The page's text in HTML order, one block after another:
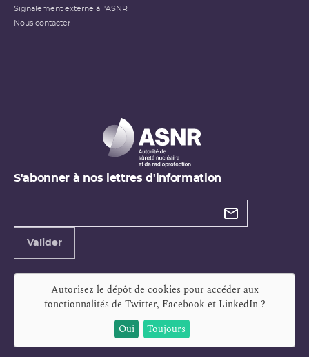
Signalement externe à l'ASNR
Nous contacter
S'abonner à nos lettres d'information
Types de
Valider
Autorisez le dépôt de cookies pour accéder aux
fonctionnalités de Twitter, Facebook et LinkedIn?
Oui
Toujours